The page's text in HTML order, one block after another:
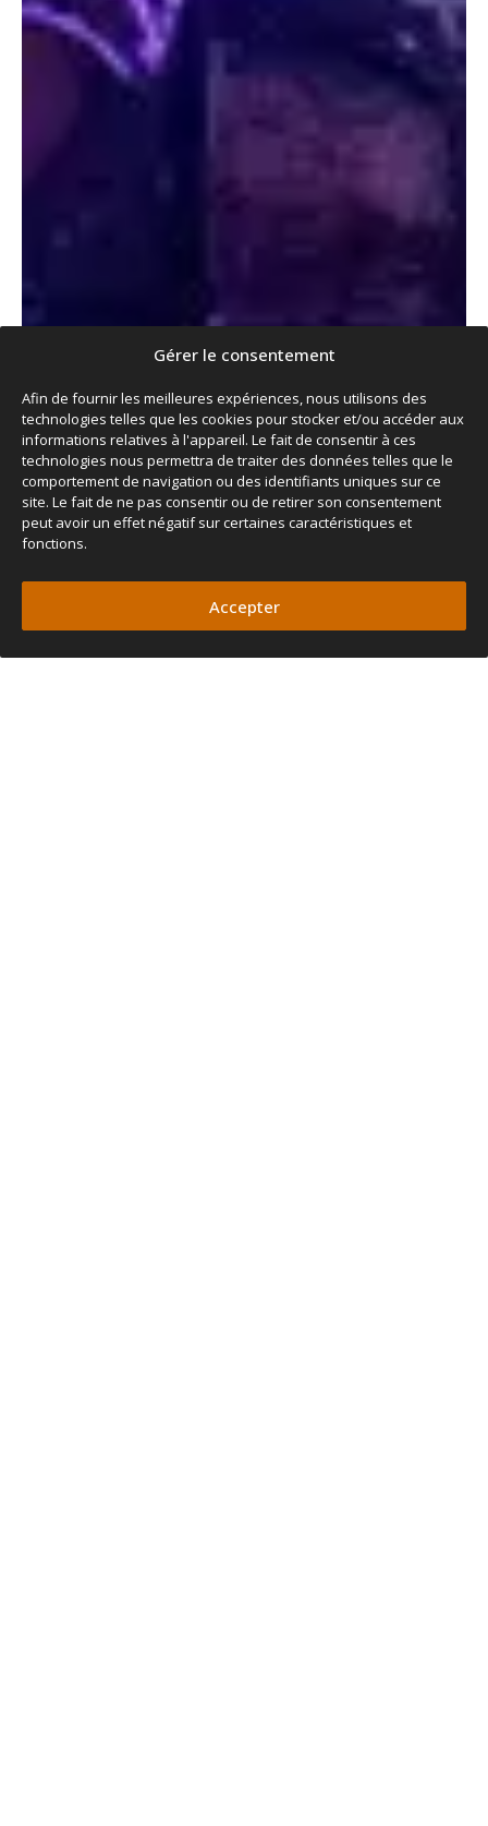
Gérer le consentement
Afin de fournir les meilleures expériences, nous utilisons des
technologies telles que les cookies pour stocker et/ou accéder aux
informations relatives à l'appareil. Le fait de consentir à ces
technologies nous permettra de traiter des données telles que le
comportement de navigation ou des identifiants uniques sur ce
site. Le fait de ne pas consentir ou de retirer son consentement
peut avoir un effet négatif sur certaines caractéristiques et
fonctions.
Accepter